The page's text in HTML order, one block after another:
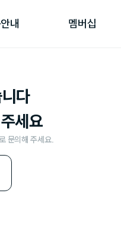
내 멤버십
다
세요
문의해 주세요.